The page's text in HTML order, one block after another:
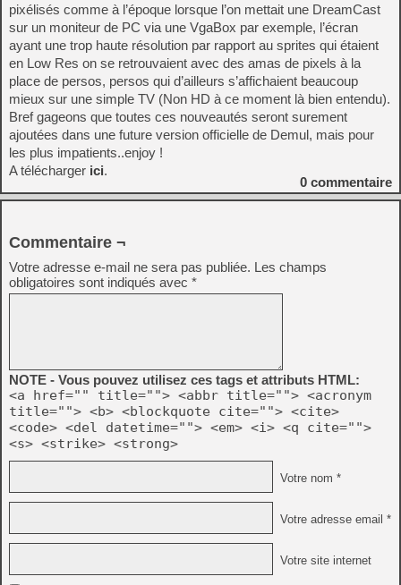
pixélisés comme à l’époque lorsque l’on mettait une DreamCast
sur un moniteur de PC via une VgaBox par exemple, l’écran
ayant une trop haute résolution par rapport au sprites qui étaient
en Low Res on se retrouvaient avec des amas de pixels à la
place de persos, persos qui d’ailleurs s’affichaient beaucoup
mieux sur une simple TV (Non HD à ce moment là bien entendu).
Bref gageons que toutes ces nouveautés seront surement
ajoutées dans une future version officielle de Demul, mais pour
les plus impatients..enjoy !
A télécharger ici.
0 commentaire
Commentaire ¬
Votre adresse e-mail ne sera pas publiée. Les champs
obligatoires sont indiqués avec *
NOTE - Vous pouvez utilisez ces tags et attributs HTML:
<a href="" title=""> <abbr title=""> <acronym
title=""> <b> <blockquote cite=""> <cite>
<code> <del datetime=""> <em> <i> <q cite="">
<s> <strike> <strong>
Votre nom *
Votre adresse email *
Votre site internet